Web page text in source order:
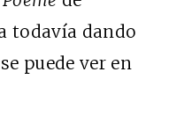
todavía dando
puede ver en